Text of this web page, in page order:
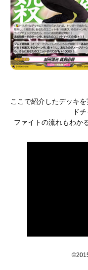
ここで紹介したデッキ
ド
ファイトの流れもわか